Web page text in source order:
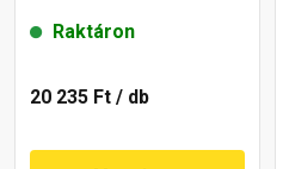
Raktáron
20 235 Ft / db